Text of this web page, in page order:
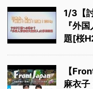
1/3【
『外
題[桜
【
麻衣子